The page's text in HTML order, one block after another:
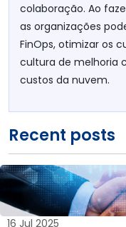
colaboração. Ao
as organizações
FinOps, otimizar os
cultura de melhoria
custos da nuvem.
Recent posts
16 Jul 2025